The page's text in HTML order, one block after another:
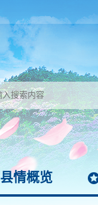
县情概览